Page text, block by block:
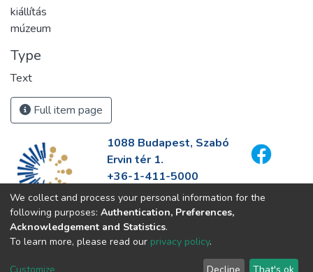
kiállítás
múzeum
Type
Text
Full item page
1088 Budapest, Szabó
Ervin tér 1.
+36-1-411-5000
info@fszek.hu
https://fszek.hu
We collect and process your personal information for the
following purposes: Authentication, Preferences,
Acknowledgement and Statistics.
To learn more, please read our privacy policy.